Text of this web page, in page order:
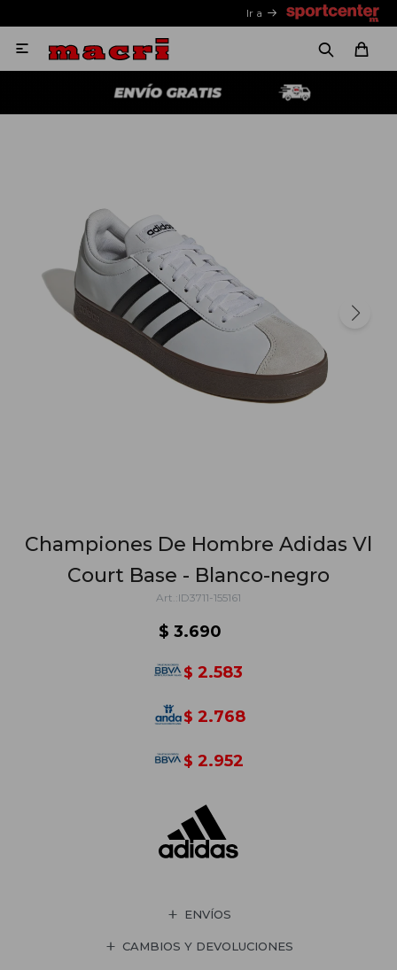
Ir a

Championes De Hombre Adidas Vl
Court Base - Blanco-negro
ID3711-155161
$ 3.690
$ 2.583
$ 2.768
$ 2.952
ENVÍOS
CAMBIOS Y DEVOLUCIONES